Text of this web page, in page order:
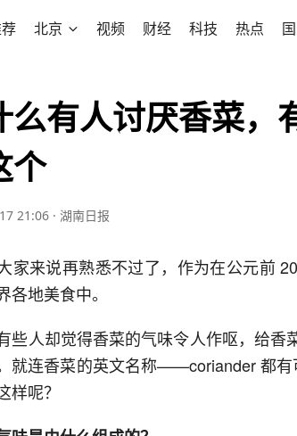
北京 视频 财经 科技 热点
么有人讨厌香菜，
个
21:06 · 湖南日报
家来说再熟悉不过了，作为在公元前
各地美食中。
些人却觉得香菜的气味令人作呕，给香
就连香菜的英文名称——coriander 都有
样呢？